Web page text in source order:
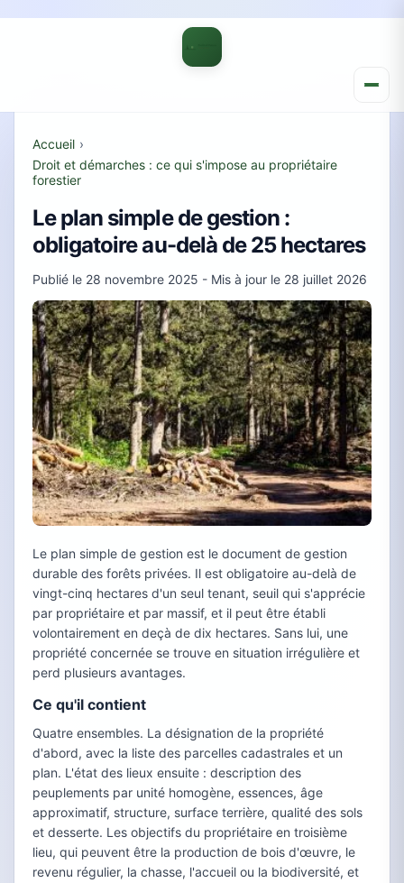
Accueil ›
Droit et démarches : ce qui s'impose au propriétaire
forestier
Le plan simple de gestion :
obligatoire au-delà de 25 hectares
Publié le 28 novembre 2025 - Mis à jour le 28 juillet 2026
Le plan simple de gestion est le document de gestion
durable des forêts privées. Il est obligatoire au-delà de
vingt-cinq hectares d'un seul tenant, seuil qui s'apprécie
par propriétaire et par massif, et il peut être établi
volontairement en deçà de dix hectares. Sans lui, une
propriété concernée se trouve en situation irrégulière et
perd plusieurs avantages.
Ce qu'il contient
Quatre ensembles. La désignation de la propriété
d'abord, avec la liste des parcelles cadastrales et un
plan. L'état des lieux ensuite : description des
peuplements par unité homogène, essences, âge
approximatif, structure, surface terrière, qualité des sols
et desserte. Les objectifs du propriétaire en troisième
lieu, qui peuvent être la production de bois d'œuvre, le
revenu régulier, la chasse, l'accueil ou la biodiversité, et